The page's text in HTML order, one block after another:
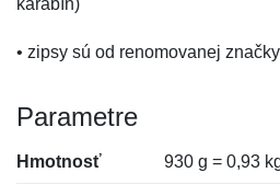
karabín)
• zipsy sú od renomovanej
Parametre
Hmotnosť 930 g = 0,93